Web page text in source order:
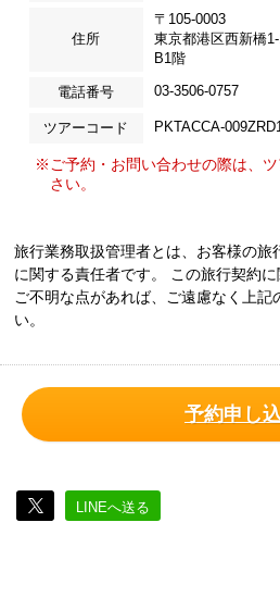
住所
〒105-0003
東京都港区西新橋
B1階
電話番号 03-3506-0757
ツアーコード PKTACCA-009ZRD1
※ご予約・お問い合わせの際は、
さい。
旅行業務取扱管理者とは、お客様の旅
に関する責任者です。 この旅行契約
ご不明な点があれば、ご遠慮なく上記
い。
予約申し
LINEへ送る